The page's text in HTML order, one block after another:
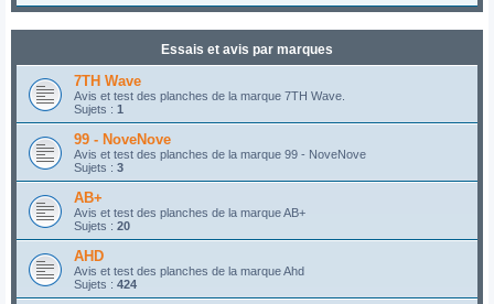
Essais et avis par marques
7TH Wave
Avis et test des planches de la marque 7TH Wave.
Sujets : 1
99 - NoveNove
Avis et test des planches de la marque 99 - NoveNove
Sujets : 3
AB+
Avis et test des planches de la marque AB+
Sujets : 20
AHD
Avis et test des planches de la marque Ahd
Sujets : 424